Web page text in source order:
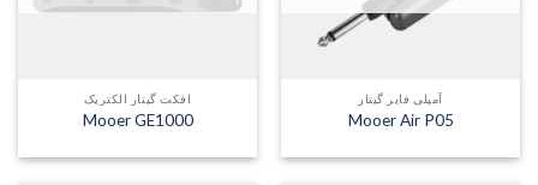
آمپلی فایر گیتار
Mooer Air P05
افکت گیتار الکتریک
Mooer GE1000